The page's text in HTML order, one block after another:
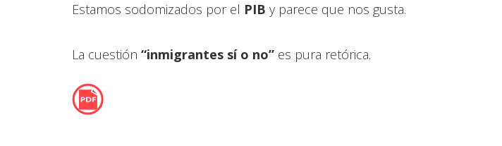
Estamos sodomizados por el PIB y parece que nos gusta.
La cuestión “inmigrantes sí o no” es pura retórica.